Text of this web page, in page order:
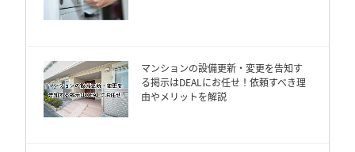
マンションの設備更新・変更を告知す
る掲示はDEALにお任せ！依頼すべき理
由やメリットを解説